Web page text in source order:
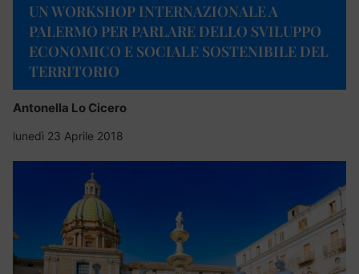
UN WORKSHOP INTERNAZIONALE A
PALERMO PER PARLARE DELLO SVILUPPO
ECONOMICO E SOCIALE SOSTENIBILE DEL
TERRITORIO
Antonella Lo Cicero
lunedì 23 Aprile 2018